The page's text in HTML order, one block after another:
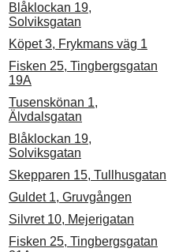
Blåklockan 19,
Solviksgatan
Köpet 3, Frykmans väg 1
Fisken 25, Tingbergsgatan
19A
Tusenskönan 1,
Älvdalsgatan
Blåklockan 19,
Solviksgatan
Skepparen 15, Tullhusgatan
Guldet 1, Gruvgången
Silvret 10, Mejerigatan
Fisken 25, Tingbergsgatan